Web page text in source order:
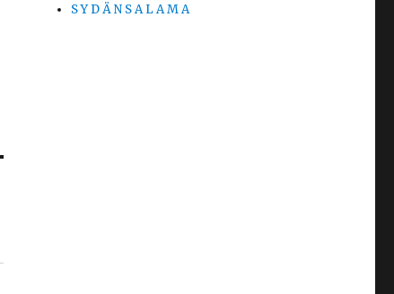
S Y D Ä N S A L A M A